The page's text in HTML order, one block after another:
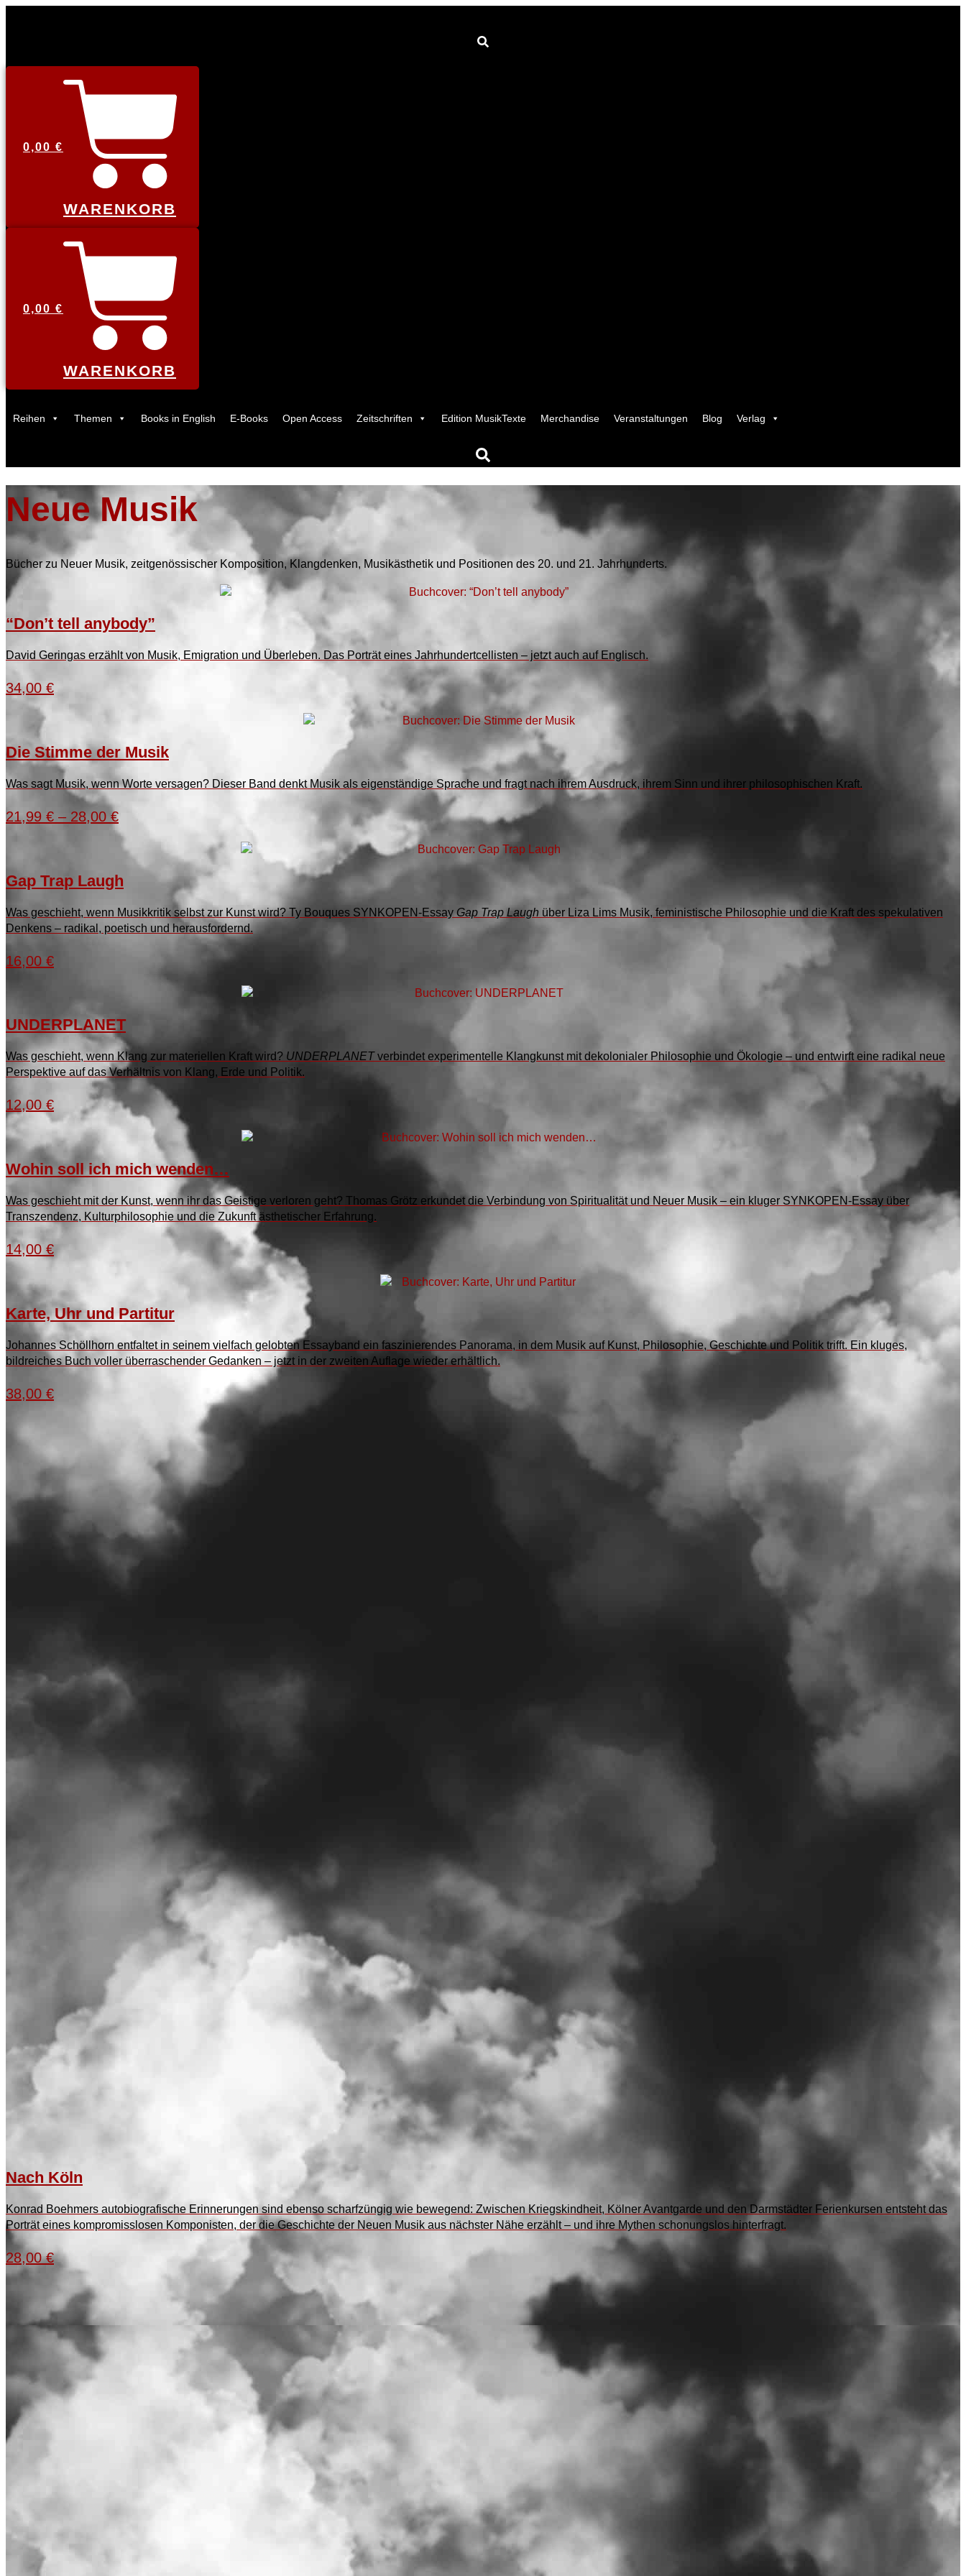
0,00 €
WARENKORB
0,00 €
WARENKORB
Reihen Themen Books in English E-Books Open Access Zeitschriften Edition MusikTexte Merchandise Veranstaltungen Blog Verlag
Neue Musik
Bücher zu Neuer Musik, zeitgenössischer Komposition, Klangdenken, Musikästhetik und Positionen des 20. und 21. Jahrhunderts.
“Don’t tell anybody”
David Geringas erzählt von Musik, Emigration und Überleben. Das Porträt eines Jahrhundertcellisten – jetzt auch auf Englisch.
34,00 €
Die Stimme der Musik
Was sagt Musik, wenn Worte versagen? Dieser Band denkt Musik als eigenständige Sprache und fragt nach ihrem Ausdruck, ihrem Sinn und ihrer philosophischen Kraft.
21,99 € – 28,00 €
Gap Trap Laugh
Was geschieht, wenn Musikkritik selbst zur Kunst wird? Ty Bouques SYNKOPEN-Essay Gap Trap Laugh über Liza Lims Musik, feministische Philosophie und die Kraft des spekulativen
Denkens – radikal, poetisch und herausfordernd.
16,00 €
UNDERPLANET
Was geschieht, wenn Klang zur materiellen Kraft wird? UNDERPLANETverbindet experimentelle Klangkunst mit dekolonialer Philosophie und Ökologie – und entwirft eine radikal neue
Perspektive auf das Verhältnis von Klang, Erde und Politik.
12,00 €
Wohin soll ich mich wenden…
Was geschieht mit der Kunst, wenn ihr das Geistige verloren geht? Thomas Grötz erkundet die Verbindung von Spiritualität und Neuer Musik – ein kluger SYNKOPEN-Essay über
Transzendenz, Kulturphilosophie und die Zukunft ästhetischer Erfahrung.
14,00 €
Karte, Uhr und Partitur
Johannes Schöllhorn entfaltet in seinem vielfach gelobten Essayband ein faszinierendes Panorama, in dem Musik auf Kunst, Philosophie, Geschichte und Politik trifft. Ein kluges,
bildreiches Buch voller überraschender Gedanken – jetzt in der zweiten Auflage wieder erhältlich.
38,00 €
Nach Köln
Konrad Boehmers autobiografische Erinnerungen sind ebenso scharfzüngig wie bewegend: Zwischen Kriegskindheit, Kölner Avantgarde und den Darmstädter Ferienkursen entsteht das
Porträt eines kompromisslosen Komponisten, der die Geschichte der Neuen Musik aus nächster Nähe erzählt – und ihre Mythen schonungslos hinterfragt.
28,00€